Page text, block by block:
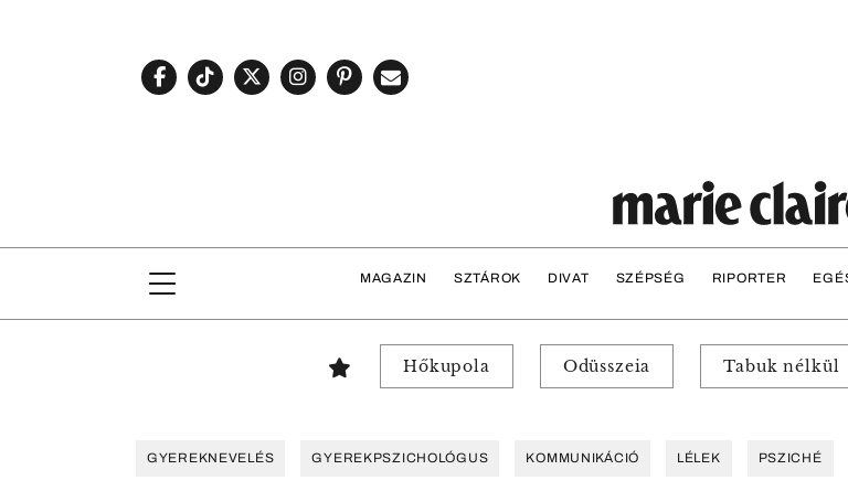
MAGAZIN SZTÁROK DIVAT SZÉPSÉG RIPORTER
Hőkupola Odüsszeia Tabuk nélkül
GYEREKNEVELÉS GYEREKPSZICHOLÓGUS KOMMUNIKÁCIÓ LÉLEK PSZICHÉ